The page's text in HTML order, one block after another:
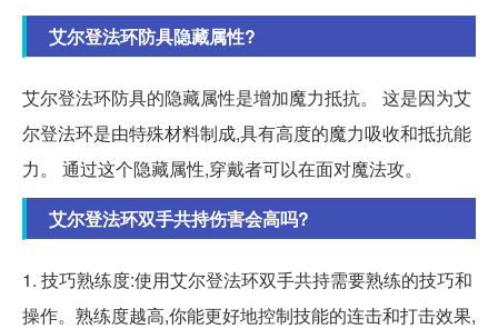
艾尔登法环防具隐藏属性?
艾尔登法环防具的隐藏属性是增加魔力抵抗。 这是因为艾
尔登法环是由特殊材料制成,具有高度的魔力吸收和抵抗能
力。 通过这个隐藏属性,穿戴者可以在面对魔法攻。
艾尔登法环双手共持伤害会高吗?
1. 技巧熟练度:使用艾尔登法环双手共持需要熟练的技巧和
操作。熟练度越高,你能更好地控制技能的连击和打击效果,